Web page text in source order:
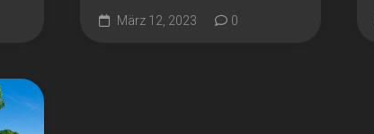
März 12, 2023 0